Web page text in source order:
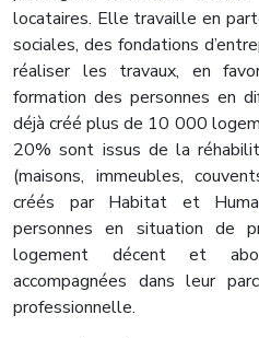
locataires. Elle travaille en
sociales, des fondations
réaliser les travaux, en
formation des personnes en
déjà créé plus de 10 000
20% sont issus de la
(maisons, immeubles,
créés par Habitat et
personnes en situation de
logement décent et
accompagnées dans leur
professionnelle.